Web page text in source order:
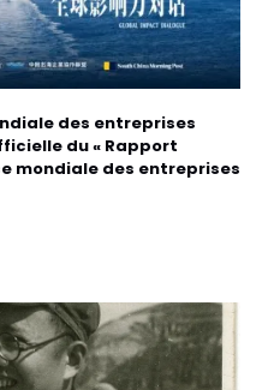
des entreprises
du « Rapport
mondiale des entreprises